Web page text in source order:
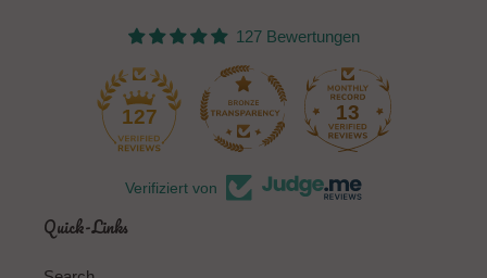
127 Bewertungen
127 13
Verifiziert von
Quick-Links